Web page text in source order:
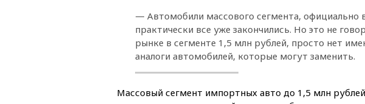
— Автомобили массового сегмента, официально
практически все уже закончились. Но это не
рынке в сегменте 1,5 млн рублей, просто нет
аналоги автомобилей, которые могут заменить.
Массовый сегмент импортных авто до 1,5 млн